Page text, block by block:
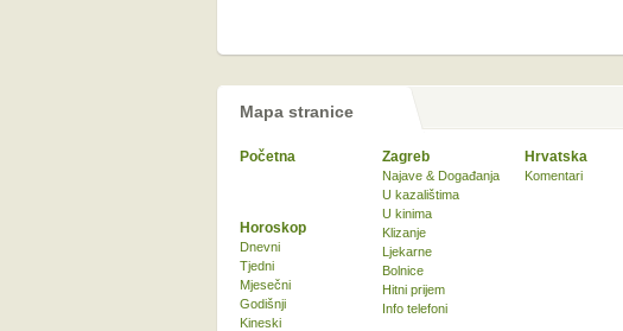
Mapa stranice
Početna Zagreb
Najave & Događanja
U kazalištima
U kinima
Klizanje
Ljekarne
Bolnice
Hitni prijem
Info telefoni
Hrvatska
Komentari
Horoskop
Dnevni
Tjedni
Mjesečni
Godišnji
Kineski